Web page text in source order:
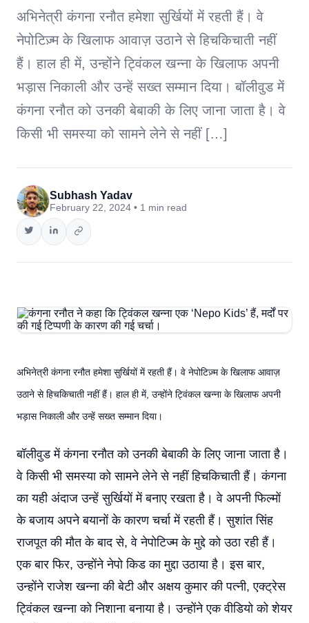
अभिनेत्री कंगना रनौत हमेशा सुर्खियों में रहती हैं। वे
नेपोटिज़्म के खिलाफ आवाज़ उठाने से हिचकिचाती नहीं
हैं। हाल ही में, उन्होंने ट्विंकल खन्ना के खिलाफ अपनी
भड़ास निकाली और उन्हें सख्त सम्मान दिया। बॉलीवुड में
कंगना रनौत को उनकी बेबाकी के लिए जाना जाता है। वे
किसी भी समस्या को सामने लेने से नहीं […]
Subhash Yadav
February 22, 2024 • 1 min read
अभिनेत्री कंगना रनौत हमेशा सुर्खियों में रहती हैं। वे नेपोटिज़्म के खिलाफ आवाज़
उठाने से हिचकिचाती नहीं हैं। हाल ही में, उन्होंने ट्विंकल खन्ना के खिलाफ अपनी
भड़ास निकाली और उन्हें सख्त सम्मान दिया।
बॉलीवुड में कंगना रनौत को उनकी बेबाकी के लिए जाना जाता है।
वे किसी भी समस्या को सामने लेने से नहीं हिचकिचाती हैं। कंगना
का यही अंदाज उन्हें सुर्खियों में बनाए रखता है। वे अपनी फिल्मों
के बजाय अपने बयानों के कारण चर्चा में रहती हैं। सुशांत सिंह
राजपूत की मौत के बाद से, वे नेपोटिज्म के मुद्दे को उठा रही हैं।
एक बार फिर, उन्होंने नेपो किड का मुद्दा उठाया है। इस बार,
उन्होंने राजेश खन्ना की बेटी और अक्षय कुमार की पत्नी, एक्ट्रेस
ट्विंकल खन्ना को निशाना बनाया है। उन्होंने एक वीडियो को शेयर